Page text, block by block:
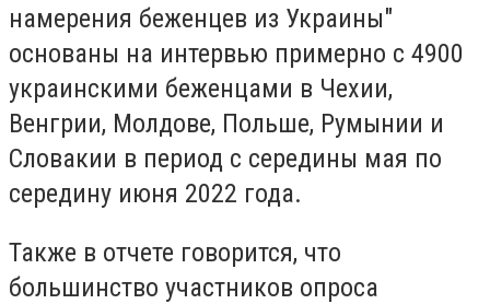
намерения беженцев из Украины"
основаны на интервью примерно с 4900
украинскими беженцами в Чехии,
Венгрии, Молдове, Польше, Румынии и
Словакии в период с середины мая по
середину июня 2022 года.
Также в отчете говорится, что
большинство участников опроса